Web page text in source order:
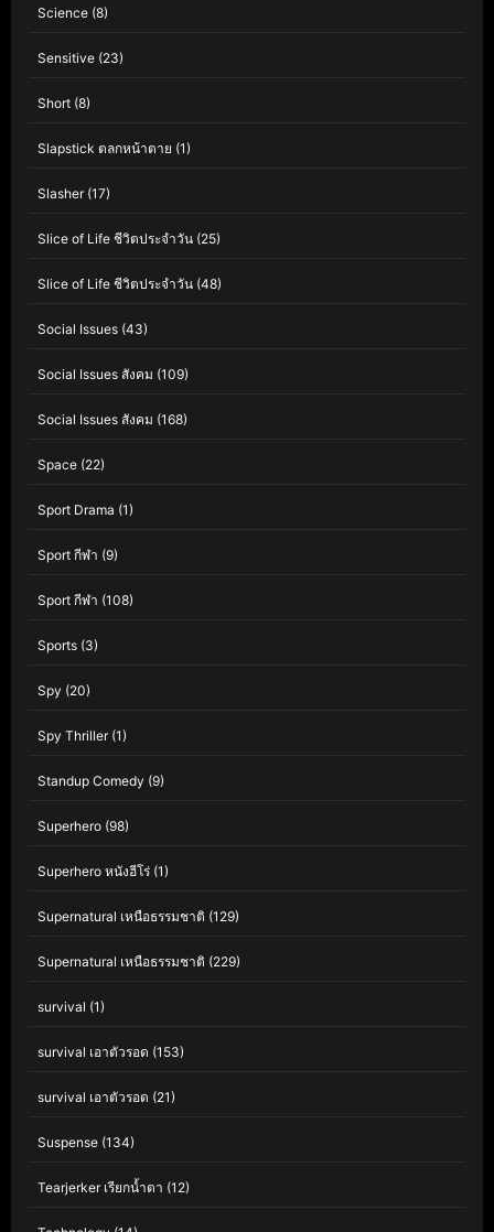
Science (8)
Sensitive (23)
Short (8)
Slapstick ตลกหน้าตาย (1)
Slasher(17)
Slice of Life ชีวิตประจำวัน (25)
Slice of Life ชีวิตประจำวัน (48)
Social Issues (43)
Social Issues สังคม (109)
Social Issues สังคม (168)
Space (22)
Sport Drama (1)
Sport กีฬา (9)
Sport กีฬา (108)
Sports (3)
Spy (20)
Spy Thriller(1)
Standup Comedy (9)
Superhero (98)
Superhero หนังฮีโร่ (1)
Supernatural เหนือธรรมชาติ (129)
Supernatural เหนือธรรมชาติ (229)
survival (1)
survival เอาตัวรอด (153)
survival เอาตัวรอด (21)
Suspense (134)
Tearjerker เรียกน้ำตา (12)